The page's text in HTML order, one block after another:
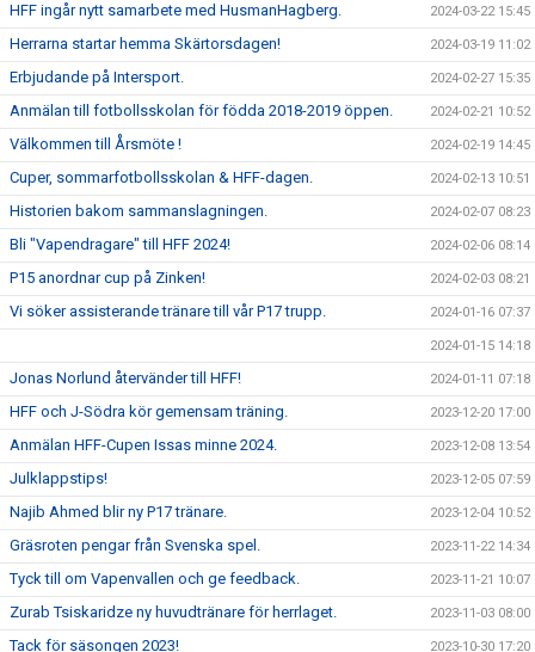
HFF ingår nytt samarbete med HusmanHagberg. 2024-03-22 15:45
Herrarna startar hemma Skärtorsdagen! 2024-03-19 11:02
Erbjudande på Intersport. 2024-02-27 15:35
Anmälan till fotbollsskolan för födda 2018-2019 öppen. 2024-02-21 10:52
Välkommen till Årsmöte ! 2024-02-19 14:45
Cuper, sommarfotbollsskolan & HFF-dagen. 2024-02-13 10:51
Historien bakom sammanslagningen. 2024-02-07 08:23
Bli "Vapendragare" till HFF 2024! 2024-02-06 08:14
P15 anordnar cup på Zinken! 2024-02-03 08:21
Vi söker assisterande tränare till vår P17 trupp. 2024-01-16 07:37
2024-01-15 14:18
Jonas Norlund återvänder till HFF! 2024-01-11 07:18
HFF och J-Södra kör gemensam träning. 2023-12-20 17:00
Anmälan HFF-Cupen Issas minne 2024. 2023-12-08 13:54
Julklappstips! 2023-12-05 07:59
Najib Ahmed blir ny P17 tränare. 2023-12-04 10:52
Gräsroten pengar från Svenska spel. 2023-11-22 14:34
Tyck till om Vapenvallen och ge feedback. 2023-11-21 10:07
Zurab Tsiskaridze ny huvudtränare för herrlaget. 2023-11-03 08:00
Tack för säsongen 2023! 2023-10-30 17:20